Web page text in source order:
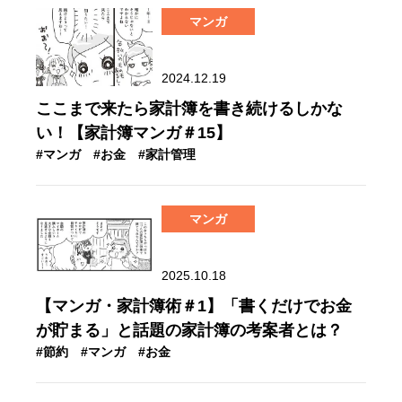
マンガ
2024.12.19
ここまで来たら家計簿を書き続けるしかな
い！【家計簿マンガ＃15】
#マンガ #お金 #家計管理
マンガ
2025.10.18
【マンガ・家計簿術＃1】「書くだけでお金
が貯まる」と話題の家計簿の考案者とは？
#節約 #マンガ #お金